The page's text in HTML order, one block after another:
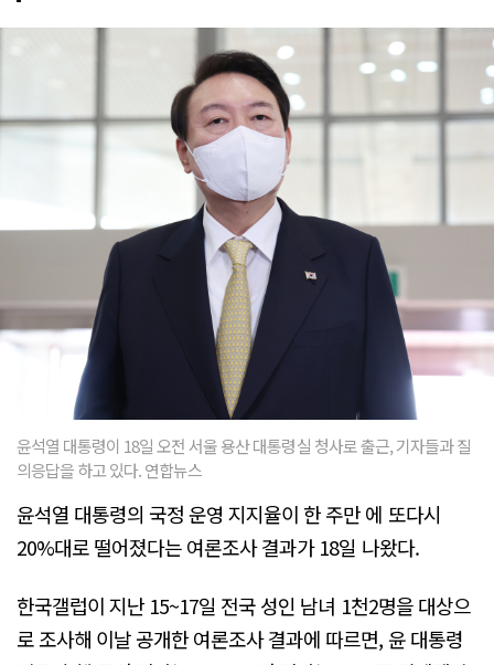
윤석열 대통령이 18일 오전 서울 용산 대통령실 청사로 출근, 기자들과 질
의응답을 하고 있다. 연합뉴스
윤석열 대통령의 국정 운영 지지율이 한 주만 에 또다시
20%대로 떨어졌다는 여론조사 결과가 18일 나왔다.
한국갤럽이 지난 15~17일 전국 성인 남녀 1천2명을 대상으
로 조사해 이날 공개한 여론조사 결과에 따르면, 윤 대통령